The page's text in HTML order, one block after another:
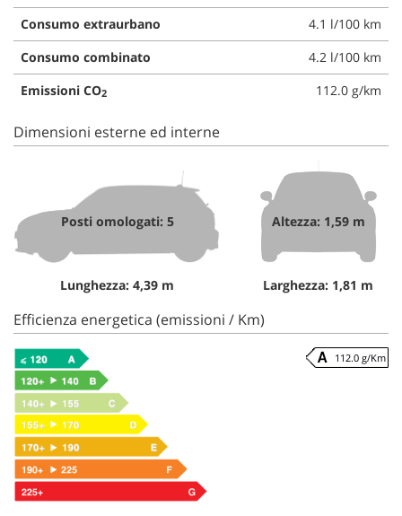
Consumo extraurbano
4.1 l/100 km
Consumo combinato
4.2 l/100 km
Emissioni CO2 112.0 g/km
Dimensioni esterne ed interne
Posti omologati: 5
Lunghezza: 4,39 m
Altezza: 1,59 m
Larghezza: 1,81 m
Efficienza energetica (emissioni / Km)
112.0 g/Km